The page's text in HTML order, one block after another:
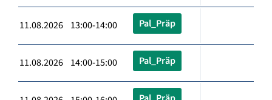
11.08.2026 13:00-14:00 Pal_Präp
11.08.2026 14:00-15:00 Pal_Präp